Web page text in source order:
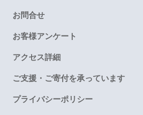
お問合せ
お客様アンケート
アクセス詳細
ご支援・ご寄付を承っています
プライバシーポリシー